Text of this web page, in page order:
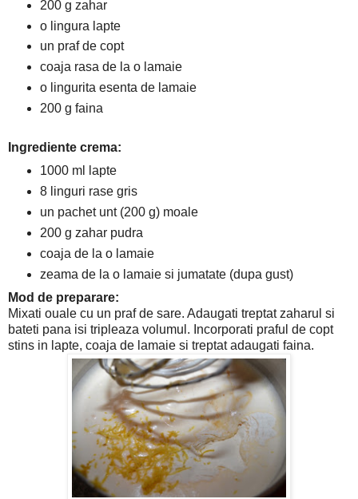
200 g zahar
o lingura lapte
un praf de copt
coaja rasa de la o lamaie
o lingurita esenta de lamaie
200 g faina
Ingrediente crema:
1000 ml lapte
8 linguri rase gris
un pachet unt (200 g) moale
200 g zahar pudra
coaja de la o lamaie
zeama de la o lamaie si jumatate (dupa gust)
Mod de preparare:
Mixati ouale cu un praf de sare. Adaugati treptat zaharul si
bateti pana isi tripleaza volumul. Incorporati praful de copt
stins in lapte, coaja de lamaie si treptat adaugati faina.